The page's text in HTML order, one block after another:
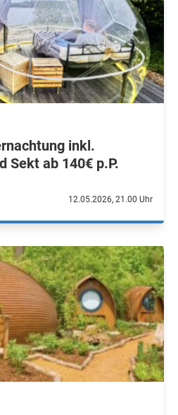
inkl.
Sekt ab 140€ p.P.
12.05.2026, 21.00 Uhr